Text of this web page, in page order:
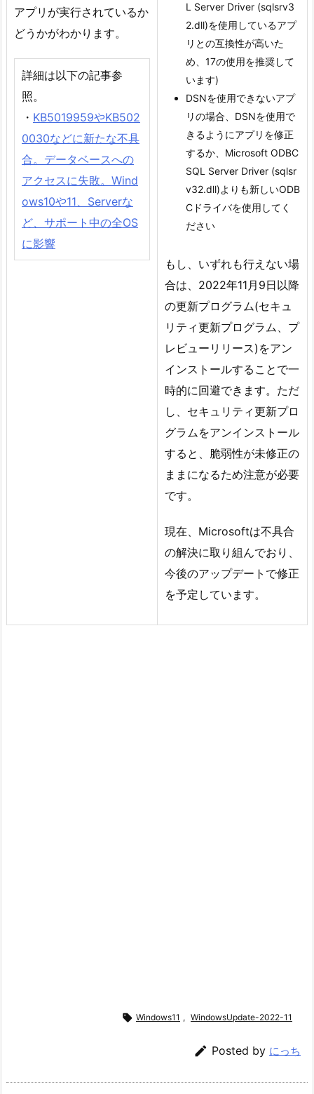
アプリが実行されているか
どうかがわかります。
詳細は以下の記事参
照。
・ KB5019959やKB502
0030などに新たな不具
合。データベースへの
アクセスに失敗。Wind
ows10や11、Serverな
ど、サポート中の全OS
に影響
L Server Driver (sqlsrv3
2.dll)を使用しているアプ
リとの互換性が高いた
め、17の使用を推奨して
います)
DSNを使用できないアプ
リの場合、DSNを使用で
きるようにアプリを修正
するか、Microsoft ODBC
SQL Server Driver (sqlsr
v32.dll)よりも新しいODB
Cドライバを使用してく
ださい
もし、いずれも行えない場
合は、2022年11月9日以降
の更新プログラム(セキュ
リティ更新プログラム、プ
レビューリリース)をアン
インストールすることで一
時的に回避できます。ただ
し、セキュリティ更新プロ
グラムをアンインストール
すると、脆弱性が未修正の
ままになるため注意が必要
です。
現在、Microsoftは不具合
の解決に取り組んでおり、
今後のアップデートで修正
を予定しています。
 Windows11 , WindowsUpdate-2022-11
 Posted by にっち